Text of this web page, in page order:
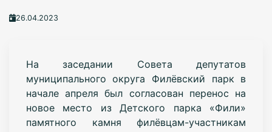
26.04.2023
На заседании Совета депутатов
муниципального округа Филёвский парк в
начале апреля был согласован перенос на
новое место из Детского парка «Фили»
памятного камня филёвцам-участникам